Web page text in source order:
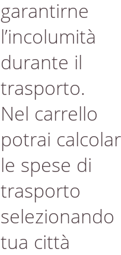
garantirne
l’incolumità
durante il
trasporto.
Nel carrello
potrai
le spese di
trasporto
selezionando
tua città